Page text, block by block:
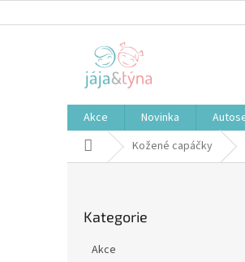
na
Akce Novinka
Domů Kožené capáčky
kategorie
Kategorie
Akce